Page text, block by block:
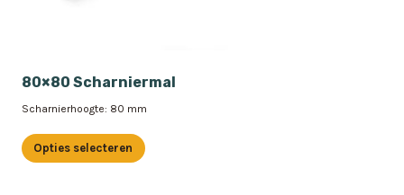
80×80 Scharniermal
Scharnierhoogte: 80 mm
Opties selecteren